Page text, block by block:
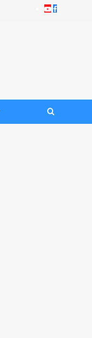
Youtube
Facebook